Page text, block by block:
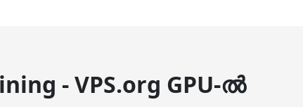
- VPS.org GPU-ല്‍